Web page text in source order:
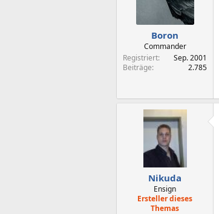
Boron
Commander
Registriert
Sep. 2001
Beiträge
2.785
Nikuda
Ensign
Ersteller dieses
Themas